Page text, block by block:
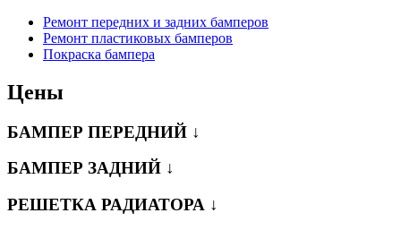
Ремонт передних и задних бамперов
Ремонт пластиковых бамперов
Покраска бампера
Цены
БАМПЕР ПЕРЕДНИЙ ↓
БАМПЕР ЗАДНИЙ ↓
РЕШЕТКА РАДИАТОРА ↓